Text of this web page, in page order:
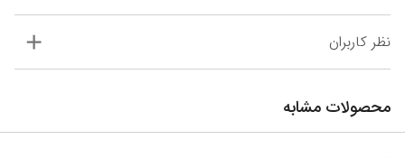
نظر کاربران
محصولات مشابه